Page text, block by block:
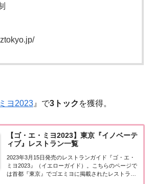
ヨ2023 』で3トック を獲得。
【ゴ・エ・ミヨ2023】東京『イノベーテ
ィブ』レストラン一覧
2023年3月15日発売のレストランガイド『ゴ・エ・
ミヨ2023』（イエローガイド）。こちらのページで
は首都『東京』でゴエミヨに掲載されたレストラン